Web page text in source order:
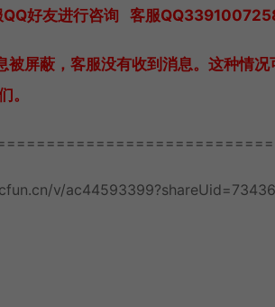
QQ好友进行咨询 客服
屏蔽，客服没有收到消息。这种情况
。
v/